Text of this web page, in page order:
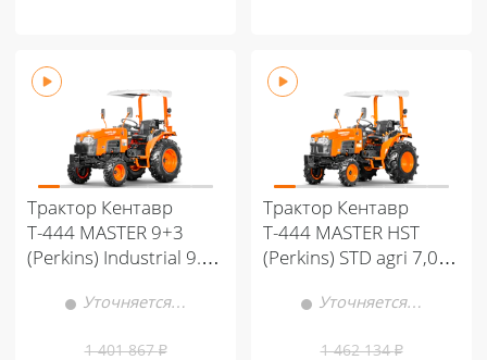
Трактор Кентавр
Т-444 MASTER 9+3
(Perkins) Industrial 9.5-
Уточняется…
1 401 867₽
Трактор Кентавр
Т-444 MASTER HST
(Perkins) STD agri 7,00-
Уточняется…
1 462 134₽